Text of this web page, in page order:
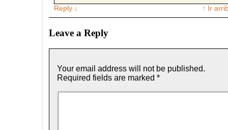
Reply ↓ ↑ Ir
Leave a Reply
Your email address will not be published.
Required fields are marked *